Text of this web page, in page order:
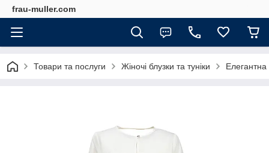
frau-muller.com
Товари та послуги Жіночі блузки та туніки